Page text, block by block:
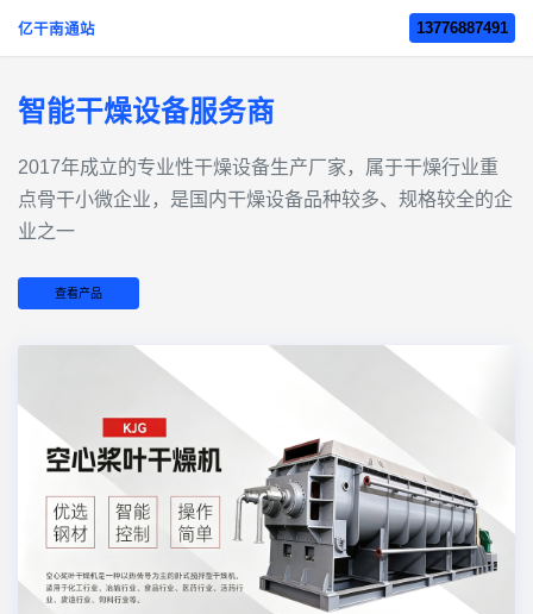
亿干南通站 13776887491
智能干燥设备服务商
2017年成立的‌专业性干燥设备生产厂家‌，属于干燥行业重
点骨干小微企业，是国内干燥设备品种较多、规格较全的企
业之一
查看产品